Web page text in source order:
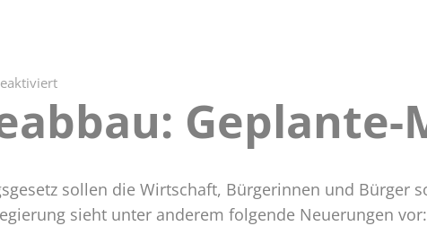
für
Bürokratieabbau:
Geplante-
Geplante-
sollen die Wirtschaft, Bürgerinnen und Bürger
sieht unter anderem folgende Neuerungen vor: